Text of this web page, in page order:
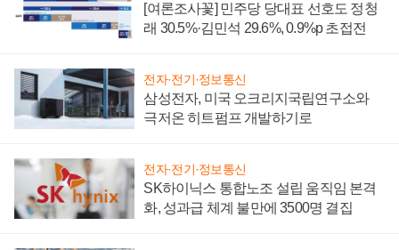
[여론조사꽃] 민주당 당대표 선호도 정청
래 30.5%·김민석 29.6%, 0.9%p 초접전
전자·전기·정보통신
삼성전자, 미국 오크리지국립연구소와
극저온 히트펌프 개발하기로
전자·전기·정보통신
SK하이닉스 통합노조 설립 움직임 본격
화, 성과급 체계 불만에 3500명 결집